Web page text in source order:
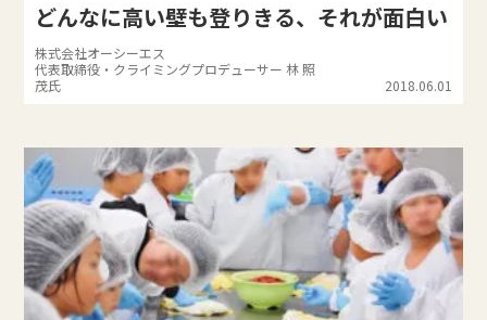
どんなに高い壁も登りきる、それが面白い
株式会社オーシーエス
代表取締役・クライミングプロデューサー 林 照
茂氏
2018.06.01